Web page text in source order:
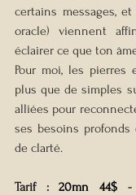
certains messages,
oracle) viennent
éclairer ce que ton
Pour moi, les
plus que de simples
alliées pour
ses besoins profonds
de clarté.
Tarif : 20mn 44$ -